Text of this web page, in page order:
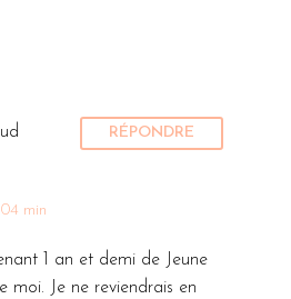
min
RÉPONDRE
1 an et demi de Jeune
moi. Je ne reviendrais en